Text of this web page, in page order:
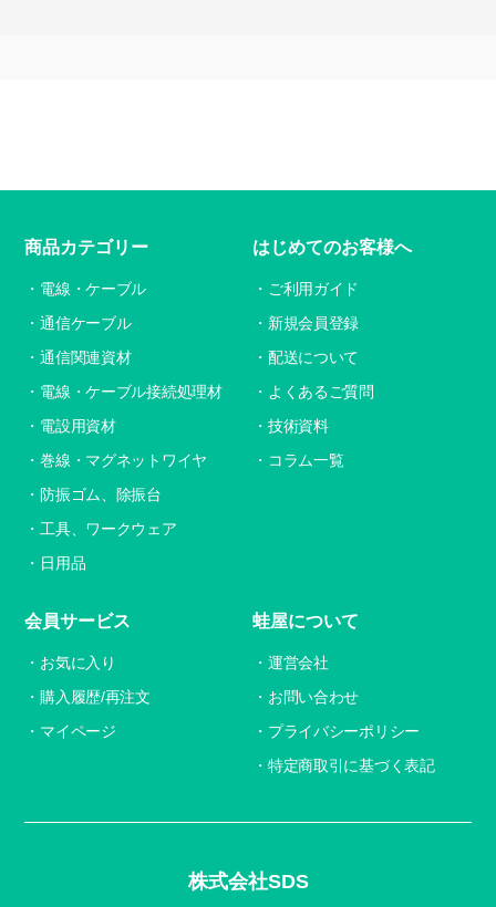
株式会社SDS
商品カテゴリー
電線・ケーブル
通信ケーブル
通信関連資材
電線・ケーブル接続処理材
電設用資材
巻線・マグネットワイヤ
防振ゴム、除振台
工具、ワークウェア
日用品
はじめてのお客様へ
ご利用ガイド
新規会員登録
配送について
よくあるご質問
技術資料
コラム一覧
会員サービス
お気に入り
購入履歴/再注文
マイページ
蛙屋について
運営会社
お問い合わせ
プライバシーポリシー
特定商取引に基づく表記